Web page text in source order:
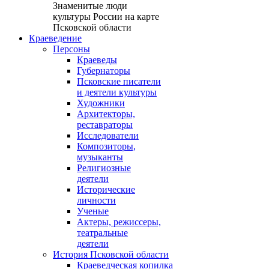
Знаменитые люди
культуры России на карте
Псковской области
Краеведение
Персоны
Краеведы
Губернаторы
Псковские писатели
и деятели культуры
Художники
Архитекторы,
реставраторы
Исследователи
Композиторы,
музыканты
Религиозные
деятели
Исторические
личности
Ученые
Актеры, режиссеры,
театральные
деятели
История Псковской области
Краеведческая копилка